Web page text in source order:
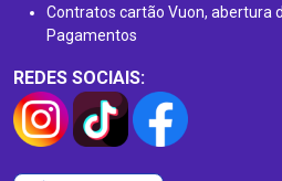
Contratos cartão Vuon, abertura
Pagamentos
REDES SOCIAIS: